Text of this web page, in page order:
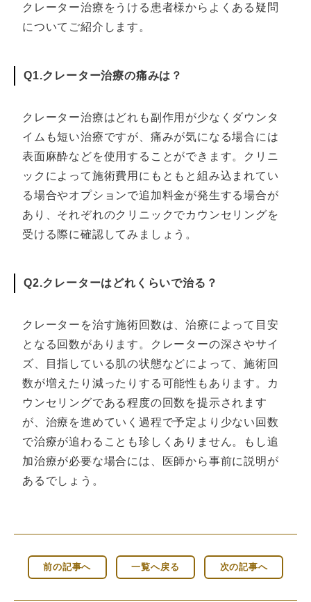
クレーター治療をうける患者様からよくある疑問
についてご紹介します。
Q1.クレーター治療の痛みは？
クレーター治療はどれも副作用が少なくダウンタ
イムも短い治療ですが、痛みが気になる場合には
表面麻酔などを使用することができます。クリニ
ックによって施術費用にもともと組み込まれてい
る場合やオプションで追加料金が発生する場合が
あり、それぞれのクリニックでカウンセリングを
受ける際に確認してみましょう。
Q2.クレーターはどれくらいで治る？
クレーターを治す施術回数は、治療によって目安
となる回数があります。クレーターの深さやサイ
ズ、目指している肌の状態などによって、施術回
数が増えたり減ったりする可能性もあります。カ
ウンセリングである程度の回数を提示されます
が、治療を進めていく過程で予定より少ない回数
で治療が追わることも珍しくありません。もし追
加治療が必要な場合には、医師から事前に説明が
あるでしょう。
前の記事へ 一覧へ戻る 次の記事へ